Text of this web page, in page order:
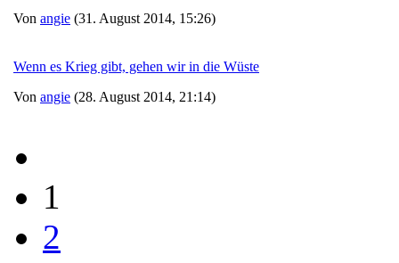
Von angie (31. August 2014, 15:26)
Wenn es Krieg gibt, gehen wir in die Wüste
Von angie (28. August 2014, 21:14)
1
2